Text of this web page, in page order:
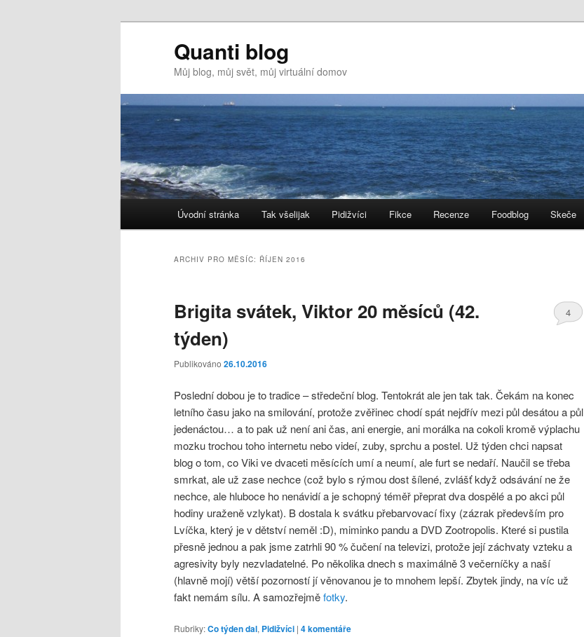
Quanti blog
Můj blog, můj svět, můj virtuální domov
Přejít
obsahu
Přejít
postranního
Úvodní stránka Tak všelijak Pidižvíci Fikce Recenze Foodblog Skeče
ARCHIV PRO MĚSÍC: ŘÍJEN 2016
Brigita svátek, Viktor 20 měsíců (42.
týden)
Publikováno 26.10.2016
4
Poslední dobou je to tradice – středeční blog. Tentokrát ale jen tak tak. Čekám na konec
letního času jako na smilování, protože zvěřinec chodí spát nejdřív mezi půl desátou a půl
jedenáctou… a to pak už není ani čas, ani energie, ani morálka na cokoli kromě výplachu
mozku trochou toho internetu nebo videí, zuby, sprchu a postel. Už týden chci napsat
blog o tom, co Viki ve dvaceti měsících umí a neumí, ale furt se nedaří. Naučil se třeba
smrkat, ale už zase nechce (což bylo s rýmou dost šílené, zvlášť když odsávání ne že
nechce, ale hluboce ho nenávidí a je schopný téměř přeprat dva dospělé a po akci půl
hodiny uraženě vzlykat). B dostala k svátku přebarvovací fixy (zázrak především pro
Lvíčka, který je v dětství neměl :D), miminko pandu a DVD Zootropolis. Které si pustila
přesně jednou a pak jsme zatrhli 90 % čučení na televizi, protože její záchvaty vzteku a
agresivity byly nezvladatelné. Po několika dnech s maximálně 3 večerníčky a naší
(hlavně mojí) větší pozorností jí věnovanou je to mnohem lepší. Zbytek jindy, na víc už
fakt nemám sílu. A samozřejměfotky.
Rubriky:Co týden dal, Pidižvíci | 4komentáře